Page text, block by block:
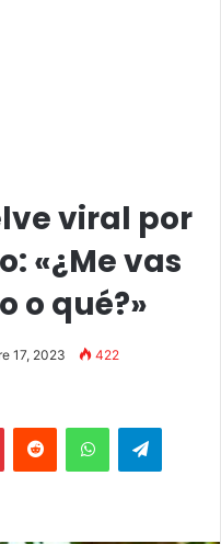
viral por
«¿Me vas
o qué?»
17, 2023 422
PinterestReddit WhatsApp